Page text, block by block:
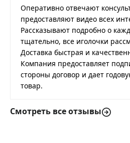
Оперативно отвечают
предоставляют видео всех
Рассказывают подробно о
тщательно, все иголочки
Доставка быстрая и
Компания предоставляет
стороны договор и дает
товар.
Смотреть все отзывы